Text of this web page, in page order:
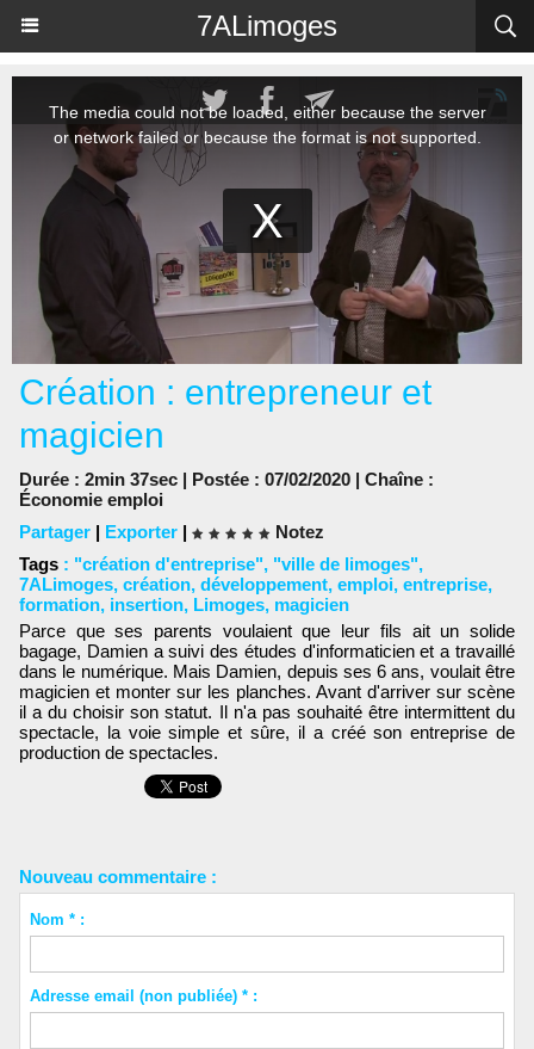
7ALimoges
Création : entrepreneur et
magicien
Durée : 2min 37sec | Postée : 07/02/2020 | Chaîne :
Économie emploi
Partager | Exporter |
Notez
Tags : "création d'entreprise", "ville de limoges",
7ALimoges, création, développement, emploi, entreprise,
formation, insertion, Limoges, magicien
Parce que ses parents voulaient que leur fils ait un solide
bagage, Damien a suivi des études d'informaticien et a travaillé
dans le numérique. Mais Damien, depuis ses 6 ans, voulait être
magicien et monter sur les planches. Avant d'arriver sur scène
il a du choisir son statut. Il n'a pas souhaité être intermittent du
spectacle, la voie simple et sûre, il a créé son entreprise de
production de spectacles.
Nouveau commentaire :
Nom * :
Adresse email (non publiée) * :